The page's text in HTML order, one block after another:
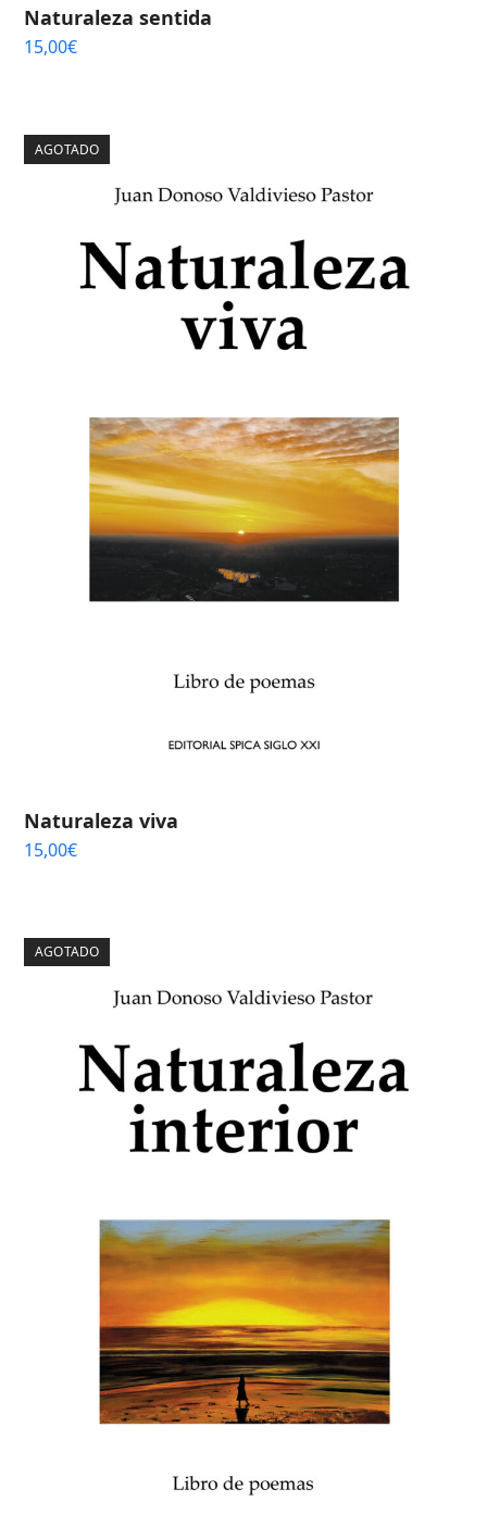
Naturaleza sentida
15,00€
AGOTADO
Naturaleza viva
15,00€
AGOTADO